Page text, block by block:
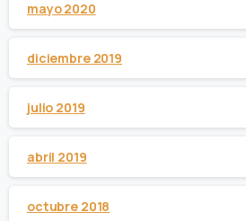
mayo 2020
diciembre 2019
julio 2019
abril 2019
octubre 2018